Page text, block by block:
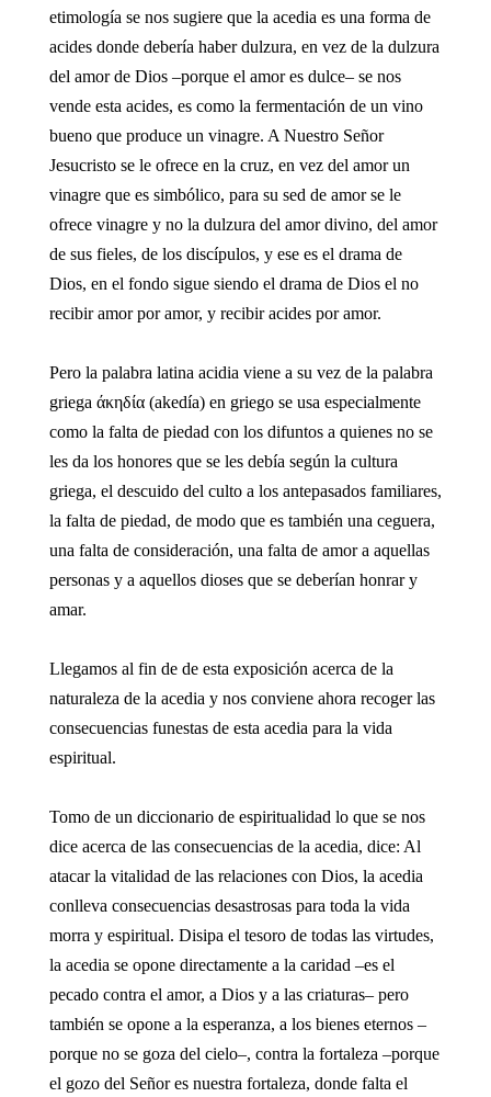
etimología se nos sugiere que la acedia es una forma de
acides donde debería haber dulzura, en vez de la dulzura
del amor de Dios –porque el amor es dulce– se nos
vende esta acides, es como la fermentación de un vino
bueno que produce un vinagre. A Nuestro Señor
Jesucristo se le ofrece en la cruz, en vez del amor un
vinagre que es simbólico, para su sed de amor se le
ofrece vinagre y no la dulzura del amor divino, del amor
de sus fieles, de los discípulos, y ese es el drama de
Dios, en el fondo sigue siendo el drama de Dios el no
recibir amor por amor, y recibir acides por amor.
Pero la palabra latina acidia viene a su vez de la palabra
griega άκηδία (akedía) en griego se usa especialmente
como la falta de piedad con los difuntos a quienes no se
les da los honores que se les debía según la cultura
griega, el descuido del culto a los antepasados familiares,
la falta de piedad, de modo que es también una ceguera,
una falta de consideración, una falta de amor a aquellas
personas y a aquellos dioses que se deberían honrar y
amar.
Llegamos al fin de de esta exposición acerca de la
naturaleza de la acedia y nos conviene ahora recoger las
consecuencias funestas de esta acedia para la vida
espiritual.
Tomo de un diccionario de espiritualidad lo que se nos
dice acerca de las consecuencias de la acedia, dice: Al
atacar la vitalidad de las relaciones con Dios, la acedia
conlleva consecuencias desastrosas para toda la vida
morra y espiritual. Disipa el tesoro de todas las virtudes,
la acedia se opone directamente a la caridad –es el
pecado contra el amor, a Dios y a las criaturas– pero
también se opone a la esperanza, a los bienes eternos –
porque no se goza del cielo–, contra la fortaleza –porque
el gozo del Señor es nuestra fortaleza, donde falta el